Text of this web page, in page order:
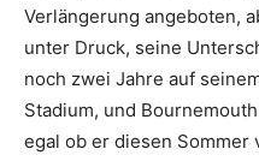
Verlängerung angeboten,
unter Druck, seine
noch zwei Jahre auf
Stadium, und
egal ob er diesen